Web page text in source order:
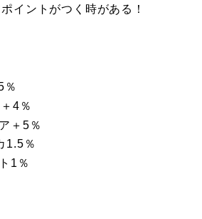
イントがつく時がある！
％
4％
＋5％
1.5％
1％